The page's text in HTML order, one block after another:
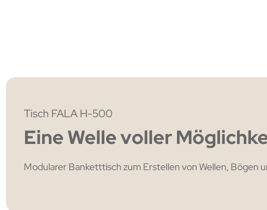
Tisch FALA H-500
Eine Welle voller
Modularer Banketttisch zum Erstellen von Wellen, Bögen